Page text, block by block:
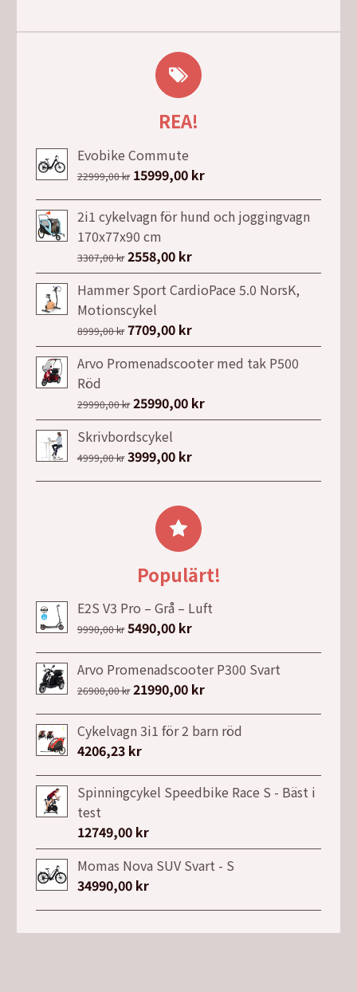
REA!
Evobike Commute
22999,00kr Det
priset
var:
22999,00 kr.
15999,00 krDet
priset
2i1 cykelvagn för hund och joggingvagn
170x77x90 cm
3307,00kr Det
ursprungliga
priset
var:
3307,00 kr.
2558,00 krDet
nuvarande
priset
2558,00 kr.
Hammer Sport CardioPace 5.0 NorsK,
Motionscykel
8999,00kr Det
ursprungliga
priset
8999,00 kr.
7709,00 krDet
nuvarande
priset
7709,00 kr.
Arvo Promenadscooter med tak P500
Röd
29990,00kr Det
ursprungliga
priset
var:
29990,00 kr.
25990,00 krDet
nuvarande
25990,00 kr.
Skrivbordscykel
4999,00kr Det
4999,00 kr.
3999,00 krDet
är:
3999,00 kr.
Populärt!
E2S V3 Pro – Grå – Luft
9990,00kr Det
ursprungliga
priset
var:
5490,00 krDet
nuvarande
priset
är:
Arvo Promenadscooter P300 Svart
26900,00kr Det
ursprungliga
priset
var:
21990,00 krDet
nuvarande
priset
Cykelvagn 3i1 för 2 barn röd
4206,23 kr
Spinningcykel Speedbike Race S - Bäst i
test
12749,00 kr
Momas Nova SUV Svart - S
34990,00 kr